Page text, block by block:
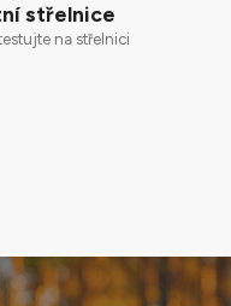
střelnice
na střelnici